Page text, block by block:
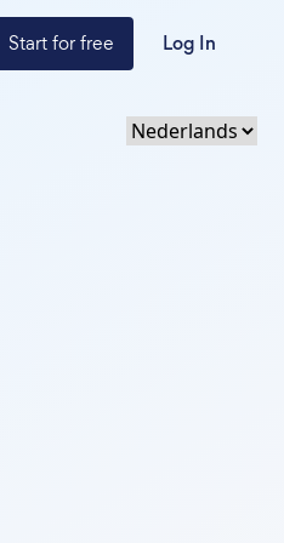
Start for free Log In